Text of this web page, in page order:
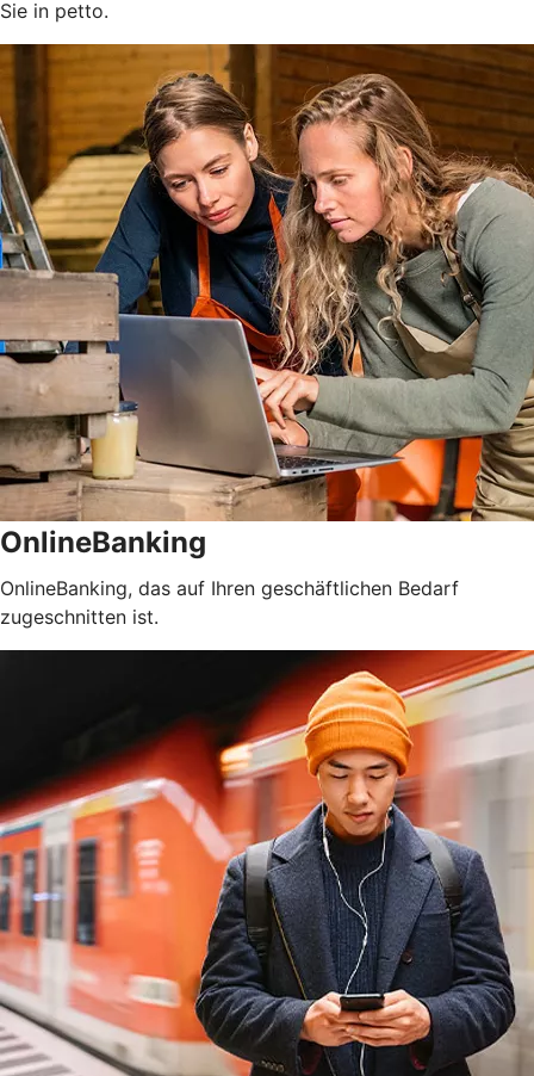
Sie in petto.
OnlineBanking
OnlineBanking, das auf Ihren geschäftlichen Bedarf
zugeschnitten ist.